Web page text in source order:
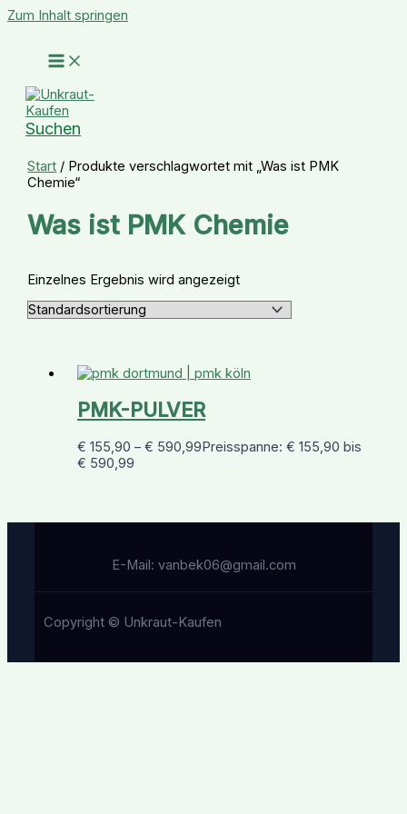
Zum Inhalt springen
Suchen
Start / Produkte verschlagwortet mit „Was ist PMK
Chemie“
Was ist PMK Chemie
Einzelnes Ergebnis wird angezeigt
PMK-PULVER
€ 155,90 –€ 590,99Preisspanne: € 155,90 bis
€ 590,99
E-Mail: vanbek06@gmail.com
Copyright © Unkraut-Kaufen